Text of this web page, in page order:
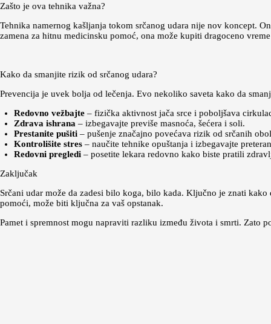
Zašto je ova tehnika važna?
Tehnika namernog kašljanja tokom srčanog udara nije nov koncept.
zamena za hitnu medicinsku pomoć, ona može kupiti dragoceno
Kako da smanjite rizik od srčanog udara?
Prevencija je uvek bolja od lečenja. Evo nekoliko saveta kako da
Redovno vežbajte– fizička aktivnost jača srce i poboljšava
Zdrava ishrana – izbegavajte previše masnoća, šećera i soli.
Prestanite pušiti– pušenje značajno povećava rizik od srčanih
Kontrolišite stres– naučite tehnike opuštanja i izbegavajte
Redovni pregledi– posetite lekara redovno kako biste pratili
Zaključak
Srčani udar može da zadesi bilo koga, bilo kada. Ključno je znati
pomoći, može biti ključna za vaš opstanak.
Pamet i spremnost mogu napraviti razliku između života i smrti. Zato